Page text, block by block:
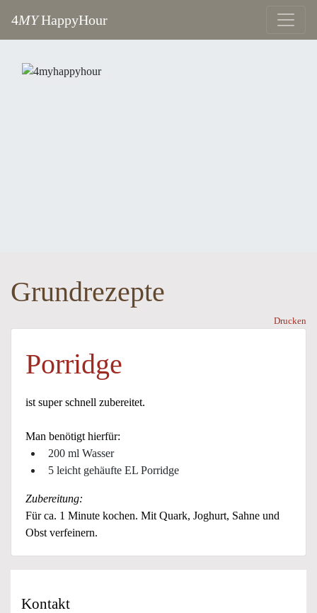
4MYHappyHour
Grundrezepte
Drucken
Porridge
ist super schnell zubereitet.
Man benötigt hierfür:
200 ml Wasser
5 leicht gehäufte EL Porridge
Zubereitung:
Für ca. 1 Minute kochen. Mit Quark, Joghurt, Sahne und
Obst verfeinern.
Kontakt